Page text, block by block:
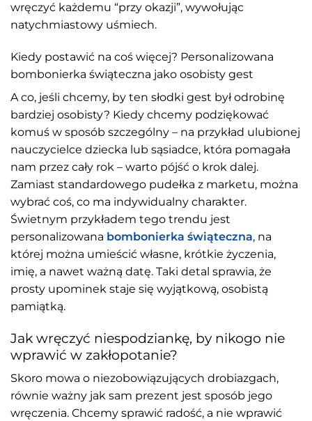
wręczyć każdemu “przy okazji”, wywołując
natychmiastowy uśmiech.
Kiedy postawić na coś więcej? Personalizowana
bombonierka świąteczna jako osobisty gest
A co, jeśli chcemy, by ten słodki gest był odrobinę
bardziej osobisty? Kiedy chcemy podziękować
komuś w sposób szczególny – na przykład ulubionej
nauczycielce dziecka lub sąsiadce, która pomagała
nam przez cały rok – warto pójść o krok dalej.
Zamiast standardowego pudełka z marketu, można
wybrać coś, co ma indywidualny charakter.
Świetnym przykładem tego trendu jest
personalizowana bombonierka świąteczna, na
której można umieścić własne, krótkie życzenia,
imię, a nawet ważną datę. Taki detal sprawia, że
prosty upominek staje się wyjątkową, osobistą
pamiątką.
Jak wręczyć niespodziankę, by nikogo nie
wprawić w zakłopotanie?
Skoro mowa o niezobowiązujących drobiazgach,
równie ważny jak sam prezent jest sposób jego
wręczenia. Chcemy sprawić radość, a nie wprawić